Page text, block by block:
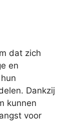
dat zich
en
Dankzij
kunnen
voor